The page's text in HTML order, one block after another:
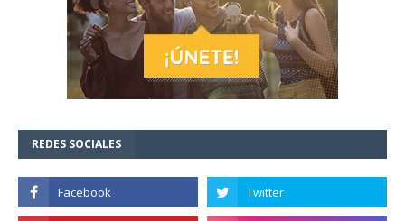
REDES SOCIALES